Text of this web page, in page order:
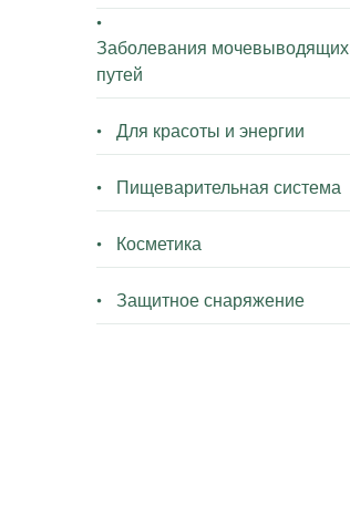
Заболевания мочевыводящих
путей
Для красоты и энергии
Пищеварительная система
Косметика
Защитное снаряжение